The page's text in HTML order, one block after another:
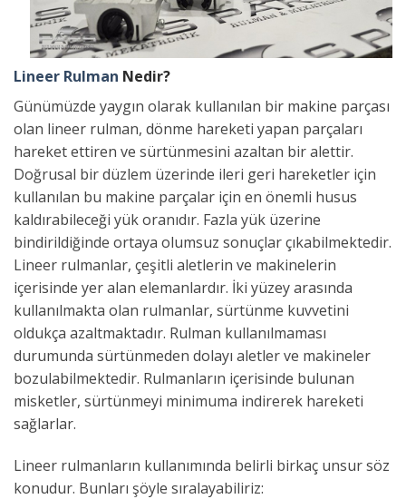
Lineer Rulman Nedir?
Günümüzde yaygın olarak kullanılan bir makine parçası
olan lineer rulman, dönme hareketi yapan parçaları
hareket ettiren ve sürtünmesini azaltan bir alettir.
Doğrusal bir düzlem üzerinde ileri geri hareketler için
kullanılan bu makine parçalar için en önemli husus
kaldırabileceği yük oranıdır. Fazla yük üzerine
bindirildiğinde ortaya olumsuz sonuçlar çıkabilmektedir.
Lineer rulmanlar, çeşitli aletlerin ve makinelerin
içerisinde yer alan elemanlardır. İki yüzey arasında
kullanılmakta olan rulmanlar, sürtünme kuvvetini
oldukça azaltmaktadır. Rulman kullanılmaması
durumunda sürtünmeden dolayı aletler ve makineler
bozulabilmektedir. Rulmanların içerisinde bulunan
misketler, sürtünmeyi minimuma indirerek hareketi
sağlarlar.
Lineer rulmanların kullanımında belirli birkaç unsur söz
konudur. Bunları şöyle sıralayabiliriz: